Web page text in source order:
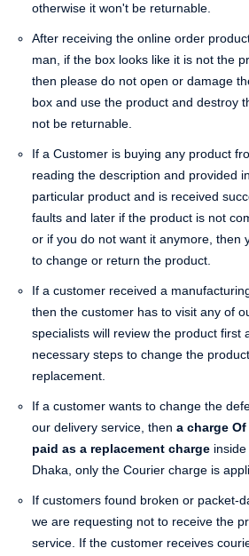
otherwise it won't be returnable.
After receiving the online order
man, if the box looks like it is not the
then please do not open or damage
box and use the product and destroy
not be returnable.
If a Customer is buying any product
reading the description and provided
particular product and is received
faults and later if the product is not
or if you do not want it anymore, then
to change or return the product.
If a customer received a
then the customer has to visit any of
specialists will review the product first
necessary steps to change the
replacement.
If a customer wants to change the
our delivery service, then a charge
paid as a replacement charge
Dhaka, only the Courier charge is
If customers found broken or packet-
we are requesting not to receive the
service. If the customer receives